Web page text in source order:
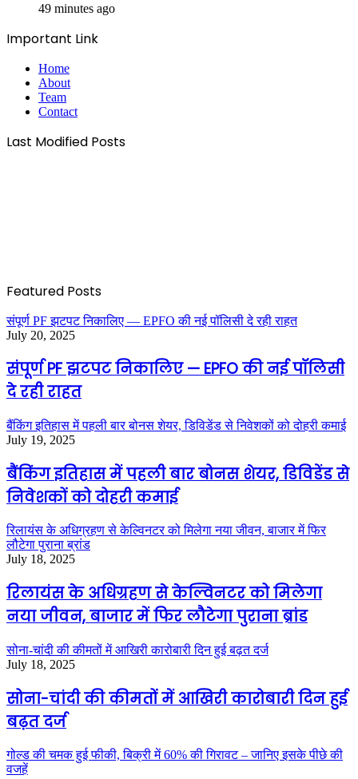
49 minutes ago
Important Link
Home
About
Team
Contact
Last Modified Posts
Featured Posts
संपूर्ण PF झटपट निकालिए — EPFO की नई पॉलिसी दे रही राहत
July 20, 2025
संपूर्ण PF झटपट निकालिए — EPFO की नई पॉलिसी
दे रही राहत
बैंकिंग इतिहास में पहली बार बोनस शेयर, डिविडेंड से निवेशकों को दोहरी कमाई
July 19, 2025
बैंकिंग इतिहास में पहली बार बोनस शेयर, डिविडेंड से
निवेशकों को दोहरी कमाई
रिलायंस के अधिग्रहण से केल्विनटर को मिलेगा नया जीवन, बाजार में फिर
लौटेगा पुराना ब्रांड
July 18, 2025
रिलायंस के अधिग्रहण से केल्विनटर को मिलेगा
नया जीवन, बाजार में फिर लौटेगा पुराना ब्रांड
सोना-चांदी की कीमतों में आखिरी कारोबारी दिन हुई बढ़त दर्ज
July 18, 2025
सोना-चांदी की कीमतों में आखिरी कारोबारी दिन हुई
बढ़त दर्ज
गोल्ड की चमक हुई फीकी, बिक्री में 60% की गिरावट – जानिए इसके पीछे की
वजहें